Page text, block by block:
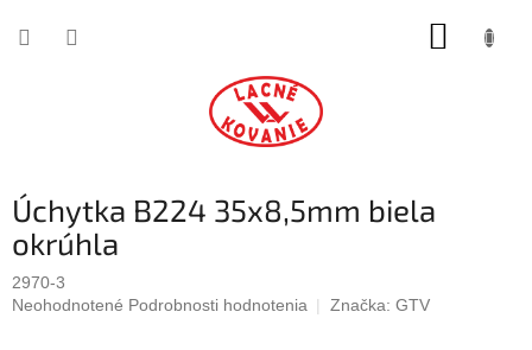
Úchytka B224 35x8,5mm biela
okrúhla
2970-3
Priemerné
Neohodnotené Podrobnosti hodnotenia Značka: GTV